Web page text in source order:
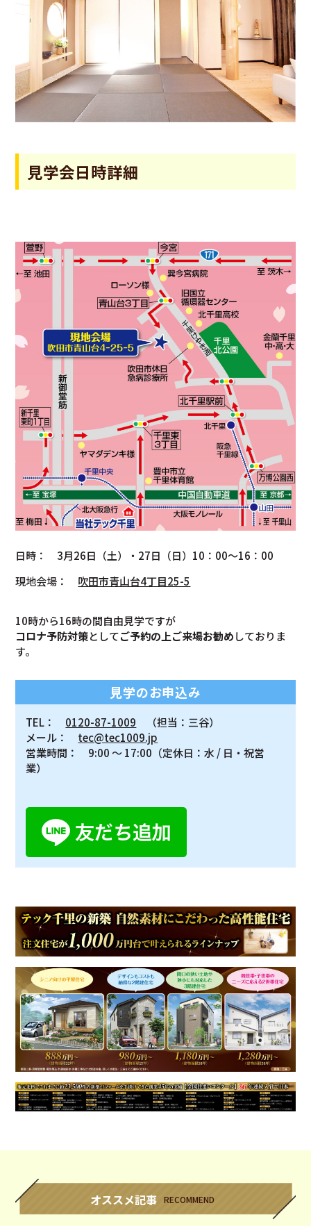
見学会日時詳細
日時： 3月26日（土）・27日（日）10：00～16：00
現地会場： 吹田市青山台4丁目25-5
10時から16時の間自由見学ですが
コロナ予防対策としてご予約の上ご来場お勧めしておりま
す。
見学のお申込み
TEL： 0120-87-1009 （担当：三谷）
メール： tec@tec1009.jp
営業時間： 9:00 ～ 17:00（定休日：水 / 日・祝営
業）
オススメ記事 RECOMMEND